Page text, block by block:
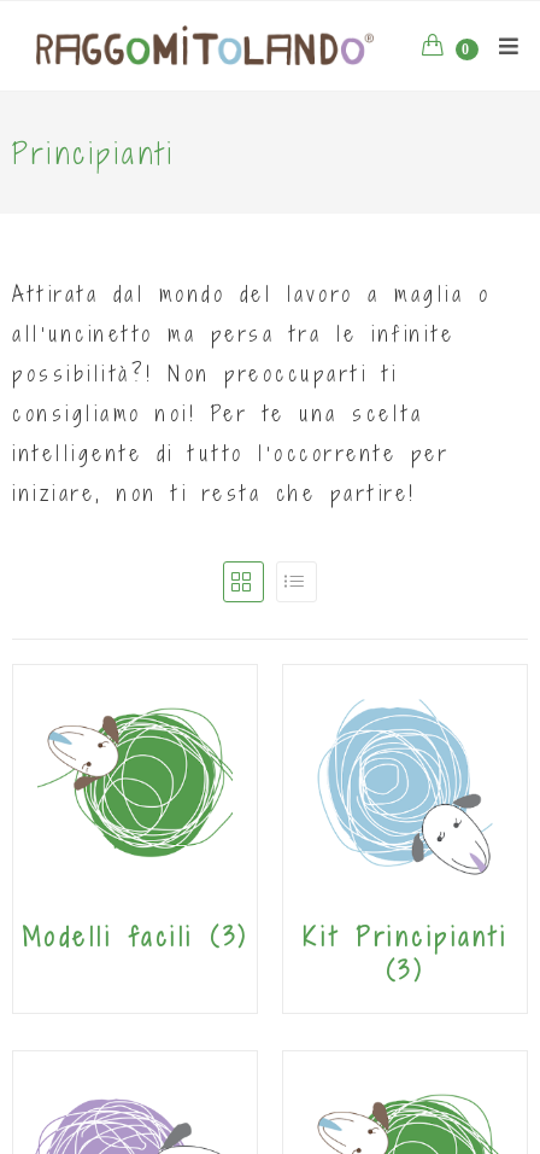
0
Principianti
Attirata dal mondo del lavoro a maglia o
all’uncinetto ma persa tra le infinite
possibilità?! Non preoccuparti ti
consigliamo noi! Per te una scelta
intelligente di tutto l’occorrente per
iniziare, non ti resta che partire!
Modelli facili (3)
Kit Principianti
(3)